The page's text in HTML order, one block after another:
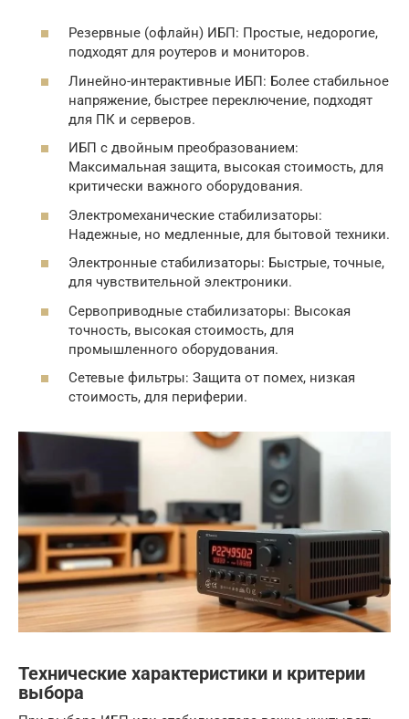
Резервные (офлайн) ИБП: Простые, недорогие,
подходят для роутеров и мониторов.
Линейно-интерактивные ИБП: Более стабильное
напряжение, быстрее переключение, подходят
для ПК и серверов.
ИБП с двойным преобразованием:
Максимальная защита, высокая стоимость, для
критически важного оборудования.
Электромеханические стабилизаторы:
Надежные, но медленные, для бытовой техники.
Электронные стабилизаторы: Быстрые, точные,
для чувствительной электроники.
Сервоприводные стабилизаторы: Высокая
точность, высокая стоимость, для
промышленного оборудования.
Сетевые фильтры: Защита от помех, низкая
стоимость, для периферии.
Технические характеристики и критерии
выбора